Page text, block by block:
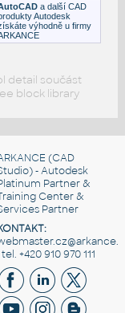
a další CAD
Autodesk
výhodně u firmy
detail součást
block library
(CAD
- Autodesk
Partner &
Center &
Partner
tel. +420 910 970 111